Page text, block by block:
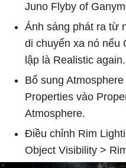
Juno Flyby of
Ánh sáng phát ra từ
di chuyển xa nó nếu
lập là Realistic again.
Bổ sung
Properties vào
Atmosphere.
Điều chỉnh Rim
Object Visibility >